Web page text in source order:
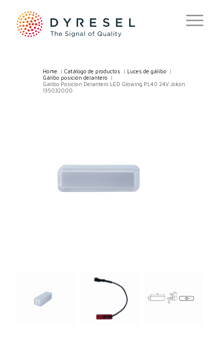
Home /Catálogo de productos Luces de gálibo
Gálibo posición delantero
Galibo Posicion Delantero LED Glowing PL40 24V Jokon
135032000